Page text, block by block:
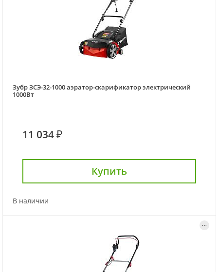
Зубр ЗСЭ-32-1000 аэратор-скарификатор электрический
1000Вт
11 034 ₽
Купить
В наличии